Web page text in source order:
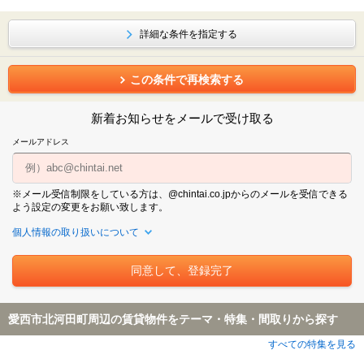
詳細な条件を指定する
この条件で再検索する
新着お知らせをメールで受け取る
メールアドレス
※メール受信制限をしている方は、@chintai.co.jpからのメールを受信できる
よう設定の変更をお願い致します。
個人情報の取り扱いについて
愛西市北河田町周辺の賃貸物件をテーマ・特集・間取りから探す
すべての特集を見る